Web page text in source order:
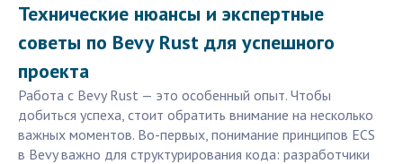
Технические нюансы и экспертные
советы по Bevy Rust для успешного
проекта
Работа с Bevy Rust — это особенный опыт. Чтобы
добиться успеха, стоит обратить внимание на несколько
важных моментов. Во-первых, понимание принципов ECS
в Bevy важно для структурирования кода: разработчики